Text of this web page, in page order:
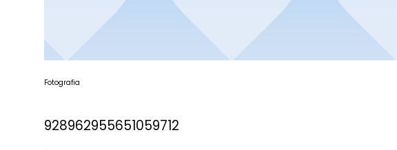
Fotografia
928962955651059712